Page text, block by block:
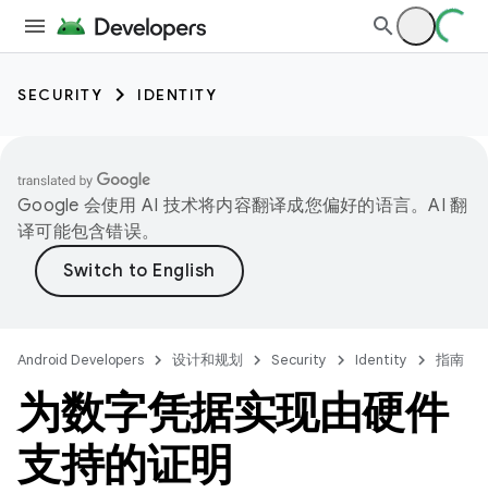
SECURITY IDENTITY
Google 会使用 AI 技术将内容翻译成您偏好的语言。AI 翻
译可能包含错误。
Android Developers 设计和规划 Security Identity 指南
为数字凭据实现由硬件
支持的证明